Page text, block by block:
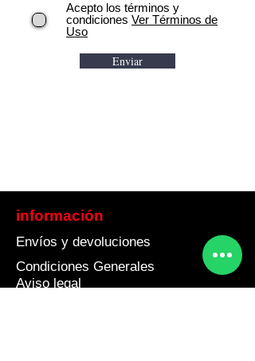
Acepto los términos y
condiciones Ver Términos de
Uso
Enviar
información
Envíos y devoluciones
Condiciones Generales
Aviso legal